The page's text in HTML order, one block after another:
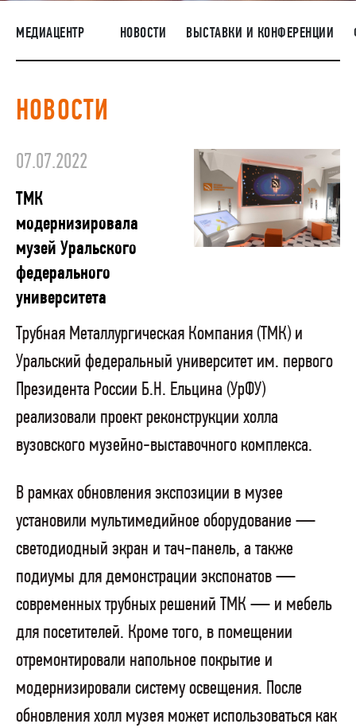
ПОСТАВЩИКАМ
R&D
КОРПОРАТИВНЫЙ УНИВЕРСИТЕТ TMK2U
КОМПЛАЕНС
МЕДИАЦЕНТР НОВОСТИ ВЫСТАВКИ И КОНФЕРЕНЦИИ
НОВОСТИ
07.07.2022
ТМК
модернизировала
музей Уральского
федерального
университета
Трубная Металлургическая Компания (ТМК) и
Уральский федеральный университет им. первого
Президента России Б.Н. Ельцина (УрФУ)
реализовали проект реконструкции холла
вузовского музейно-выставочного комплекса.
В рамках обновления экспозиции в музее
установили мультимедийное оборудование —
светодиодный экран и тач-панель, а также
подиумы для демонстрации экспонатов —
современных трубных решений ТМК — и мебель
для посетителей. Кроме того, в помещении
отремонтировали напольное покрытие и
модернизировали систему освещения. После
обновления холл музея может использоваться как